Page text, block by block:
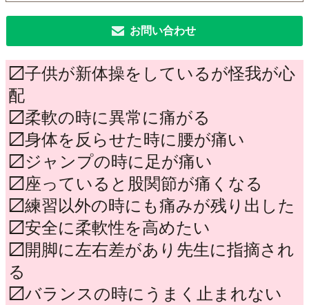
お問い合わせ
〼子供が新体操をしているが怪我が心
配
〼柔軟の時に異常に痛がる
〼身体を反らせた時に腰が痛い
〼ジャンプの時に足が痛い
〼座っていると股関節が痛くなる
〼練習以外の時にも痛みが残り出した
〼安全に柔軟性を高めたい
〼開脚に左右差があり先生に指摘され
る
〼バランスの時にうまく止まれない